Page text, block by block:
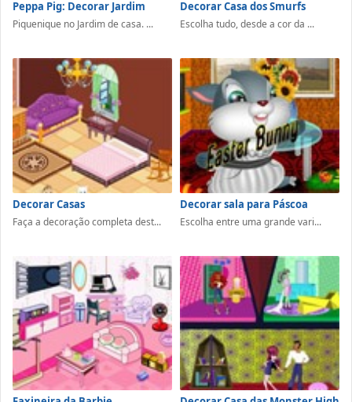
Peppa Pig: Decorar Jardim
Piquenique no Jardim de casa. ...
Decorar Casa dos Smurfs
Escolha tudo, desde a cor da ...
Decorar Casas
Faça a decoração completa dest...
Decorar sala para Páscoa
Escolha entre uma grande vari...